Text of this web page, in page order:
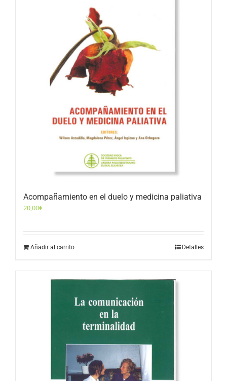
Acompañamiento en el duelo y medicina paliativa
20,00€
Añadir al carrito Detalles